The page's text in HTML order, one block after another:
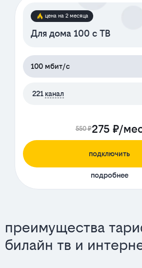
цена на 2 месяца
Для дома 100 с ТВ
100 мбит/с
221 канал
550 ₽275 ₽/
подключить
подробнее
преимущества
билайн тв и